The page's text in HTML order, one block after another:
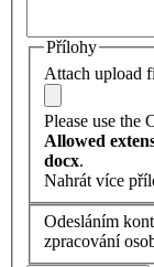
Přílohy
Attach upload
Please use the
Allowed
docx.
Nahrát více
Odesláním
zpracování